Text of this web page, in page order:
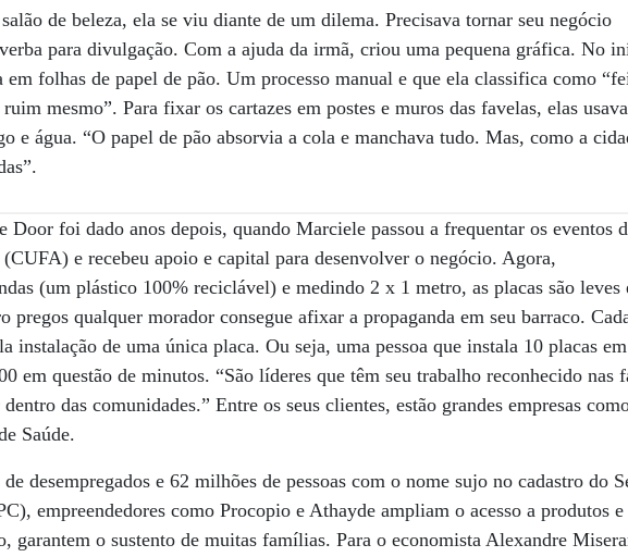
de beleza, ela se viu diante de um dilema. Precisava tornar seu negócio
para divulgação. Com a ajuda da irmã, criou uma pequena gráfica. No
folhas de papel de pão. Um processo manual e que ela classifica como
mesmo”. Para fixar os cartazes em postes e muros das favelas, elas
e água. “O papel de pão absorvia a cola e manchava tudo. Mas, como a
Door foi dado anos depois, quando Marciele passou a frequentar os eventos
e recebeu apoio e capital para desenvolver o negócio. Agora,
(um plástico 100% reciclável) e medindo 2 x 1 metro, as placas são leves
pregos qualquer morador consegue afixar a propaganda em seu barraco.
instalação de uma única placa. Ou seja, uma pessoa que instala 10 placas
em questão de minutos. “São líderes que têm seu trabalho reconhecido nas
das comunidades.” Entre os seus clientes, estão grandes empresas
Saúde.
desempregados e 62 milhões de pessoas com o nome sujo no cadastro do
empreendedores como Procopio e Athayde ampliam o acesso a produtos e
garantem o sustento de muitas famílias. Para o economista Alexandre